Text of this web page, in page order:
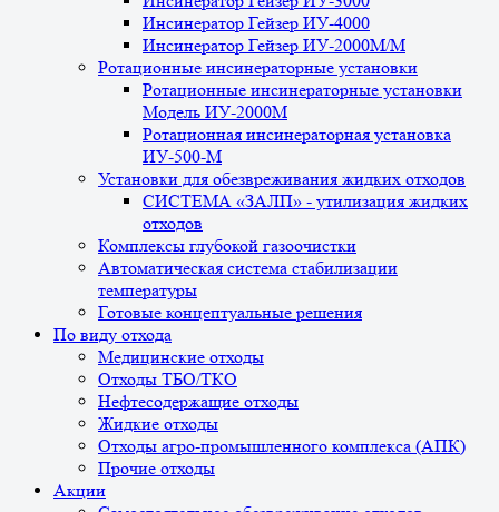
Инсинератор Гейзер ИУ-4000
Инсинератор Гейзер ИУ-2000М/М
Ротационные инсинераторные установки
Ротационные инсинераторные установки
Модель ИУ-2000М
Ротационная инсинераторная установка
ИУ-500-М
Установки для обезвреживания жидких отходов
СИСТЕМА «ЗАЛП» - утилизация жидких
отходов
Комплексы глубокой газоочистки
Автоматическая система стабилизации
температуры
Готовые концептуальные решения
По виду отхода
Медицинские отходы
Отходы ТБО/ТКО
Нефтесодержащие отходы
Жидкие отходы
Отходы агро-промышленного комплекса (АПК)
Прочие отходы
Акции